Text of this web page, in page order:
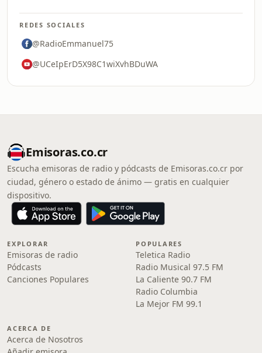
REDES SOCIALES
@RadioEmmanuel75
@UCeIpErD5X98C1wiXvhBDuWA
Emisoras.co.cr
Escucha emisoras de radio y pódcasts de Emisoras.co.cr por
ciudad, género o estado de ánimo — gratis en cualquier
dispositivo.
EXPLORAR
Emisoras de radio
Pódcasts
Canciones Populares
POPULARES
Teletica Radio
Radio Musical 97.5 FM
La Caliente 90.7 FM
Radio Columbia
La Mejor FM 99.1
ACERCA DE
Acerca de Nosotros